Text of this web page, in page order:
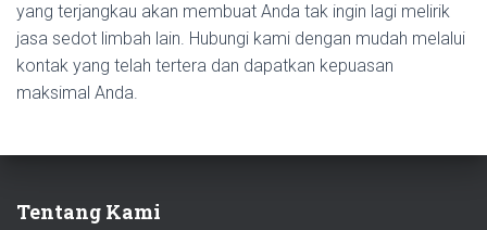
yang terjangkau akan membuat Anda tak ingin lagi melirik
jasa sedot limbah lain. Hubungi kami dengan mudah melalui
kontak yang telah tertera dan dapatkan kepuasan
maksimal Anda.
Tentang Kami